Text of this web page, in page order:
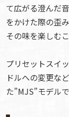
て広がる澄んだ
をかけた際の歪
その味を楽しむ
プリセットスイ
ドルへの変更な
た”MJS”モデルで